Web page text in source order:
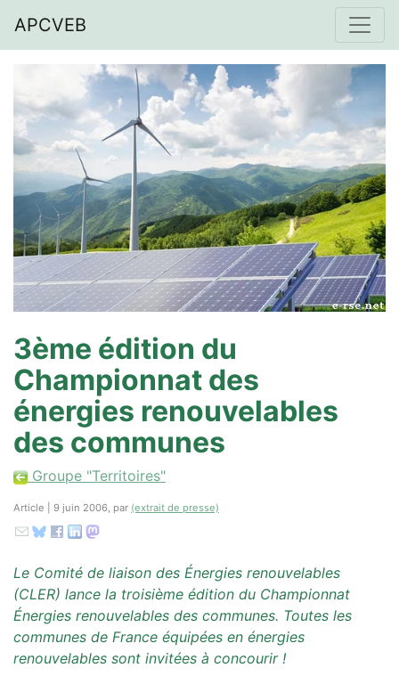
APCVEB
3ème édition du
Championnat des
énergies renouvelables
des communes
Groupe "Territoires"
Article | 9 juin 2006, par (extrait de presse)
Le Comité de liaison des Énergies renouvelables
(CLER) lance la troisième édition du Championnat
Énergies renouvelables des communes. Toutes les
communes de France équipées en énergies
renouvelables sont invitées à concourir !